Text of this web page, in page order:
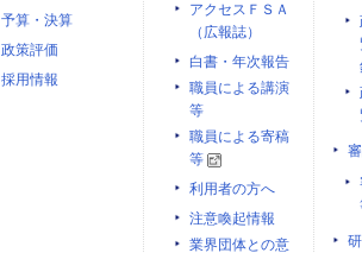
予算・決算
政策評価
採用情報
アクセスＦＳＡ
（広報誌）
白書・年次報告
職員による講演
等
職員による寄稿
等
利用者の方へ
注意喚起情報
業界団体との意